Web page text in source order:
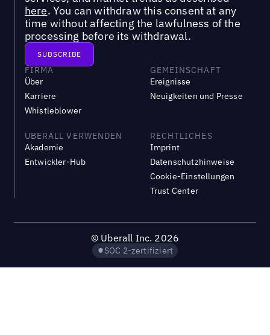
here. You can withdraw this consent at any
time without affecting the lawfulness of the
processing before its withdrawal.
FIRMA
Über
Karriere
Whistleblower
GEMEINSCHAFT
Ereignisse
Neuigkeiten und Presse
UBERALL VERWENDEN
Akademie
Entwickler-Hub
RECHTLICHES
Imprint
Datenschutzhinweise
Cookie-Einstellungen
Trust Center
© Uberall Inc. 2026
SOC 2-zertifiziert